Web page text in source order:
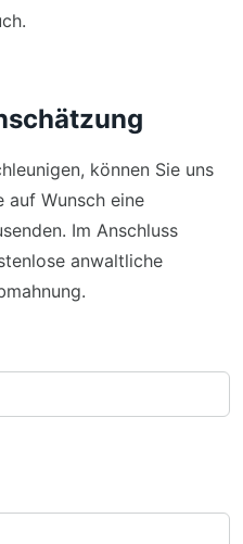
können Sie uns
auf Wunsch eine
Im Anschluss
anwaltliche